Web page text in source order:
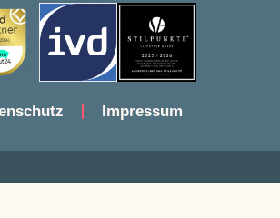
Impressum